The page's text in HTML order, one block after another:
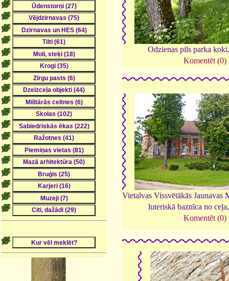
Odzienas pils parka
Komentēt (0)
Vietalvas Vissvētākās Jaunavas
luteriskā baznīca no
Komentēt (0)